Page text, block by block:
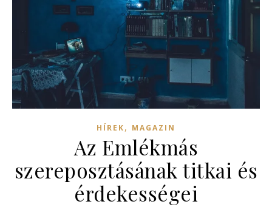
HÍREK, MAGAZIN
Az Emlékmás
szereposztásának titkai és
érdekességei